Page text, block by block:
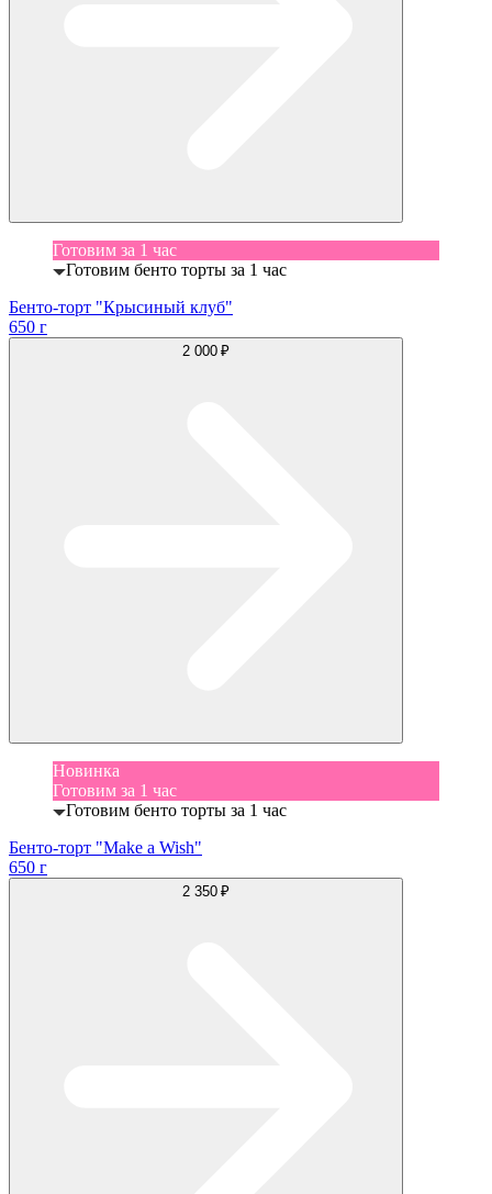
Готовим за 1 час
Готовим бенто торты за 1 час
Бенто-торт "Крысиный клуб"
650 г
2 000 ₽
Новинка
Готовим за 1 час
Готовим бенто торты за 1 час
Бенто-торт "Make a Wish"
650 г
2 350 ₽